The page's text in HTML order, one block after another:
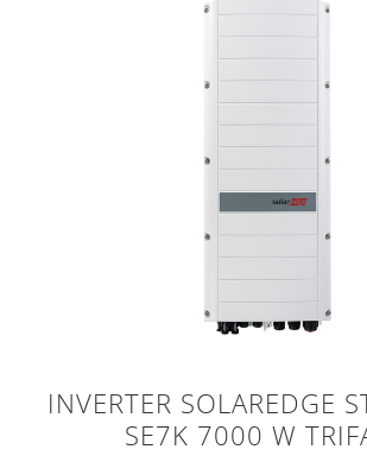
INVERTER SOLAREDGE
SE7K 7000 W